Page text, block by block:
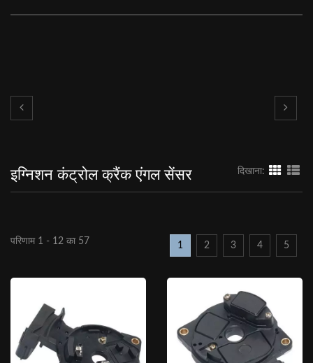
इग्निशन कंट्रोल क्रैंक एंगल सेंसर दिखाना:
परिणाम 1 - 12 का 57 1 2 3 4 5